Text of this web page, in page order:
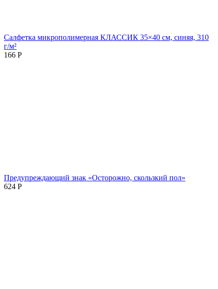
Салфетка микрополимерная КЛАССИК 35×40 см, синяя, 310
г/м²
166 Р
Предупреждающий знак «Осторожно, скользкий пол»
624 Р